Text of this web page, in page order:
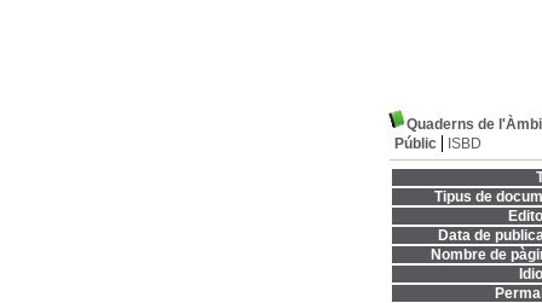
Quaderns de
Públic
ISBD
Tipus de
Data de
Nombre de